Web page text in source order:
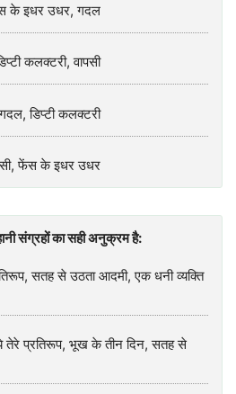
के इधर उधर, गदल
कलक्टरी, वापसी
डिप्टी कलक्टरी
फेंस के इधर उधर
संग्रहों का सही अनुक्रम है:
सतह से उठता आदमी, एक धनी व्यक्ति
तेरे प्रतिरूप, भूख के तीन दिन, सतह से